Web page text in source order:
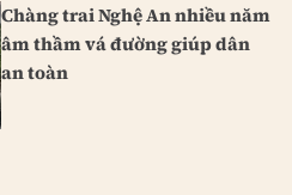
Chàng trai Nghệ An nhiều năm
âm thầm vá đường giúp dân
an toàn